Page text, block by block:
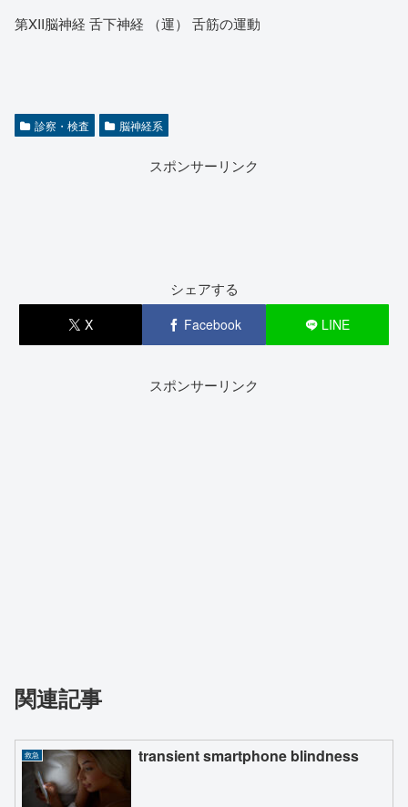
第XII脳神経 舌下神経 （運） 舌筋の運動
診察・検査 脳神経系
スポンサーリンク
シェアする
X Facebook LINE
スポンサーリンク
関連記事
救急 transient smartphone blindness